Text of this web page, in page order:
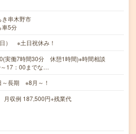
き串木野市
車5分
） ※土日祝休み！
実働7時間30分 休憩1時間)※時間相談
17：00までな…
～長期 ※8月～！
収例 187,500円+残業代